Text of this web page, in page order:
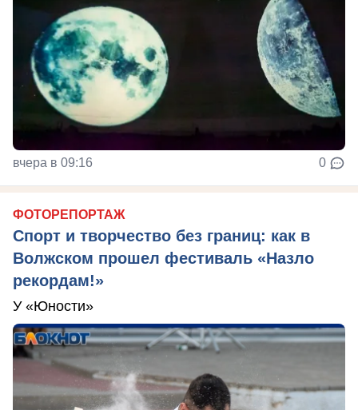
вчера в 09:16 0
ФОТОРЕПОРТАЖ
Спорт и творчество без границ: как в
Волжском прошел фестиваль «Назло
рекордам!»
У «Юности»